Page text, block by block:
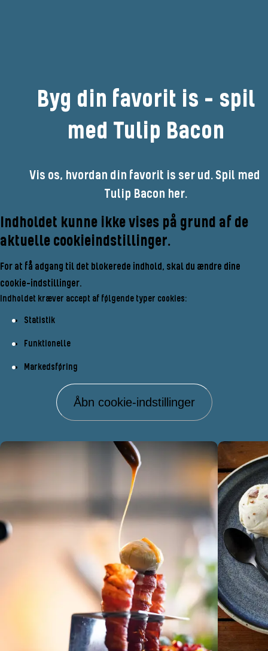
Byg din favorit is - spil
med Tulip Bacon
Vis os, hvordan din favorit is ser ud. Spil med
Tulip Bacon her.
Indholdet kunne ikke vises på grund af de
aktuelle cookieindstillinger.
For at få adgang til det blokerede indhold, skal du ændre dine
cookie-indstillinger.
Indholdet kræver accept af følgende typer cookies:
Statistik
Funktionelle
Markedsføring
Åbn cookie-indstillinger